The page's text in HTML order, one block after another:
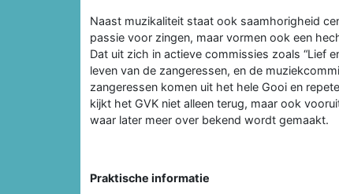
Naast muzikaliteit staat ook saamhorigheid
passie voor zingen, maar vormen ook een
Dat uit zich in actieve commissies zoals “Lief
leven van de zangeressen, en de
zangeressen komen uit het hele Gooi en
kijkt het GVK niet alleen terug, maar ook
waar later meer over bekend wordt gemaakt.
Praktische informatie